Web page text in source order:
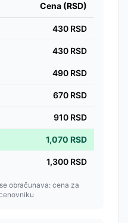
Cena (RSD)
430 RSD
430 RSD
490 RSD
670 RSD
910 RSD
1,070 RSD
1,300 RSD
obračunava: cena za